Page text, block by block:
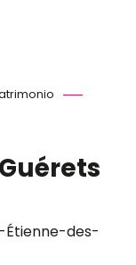
Étienne-des-